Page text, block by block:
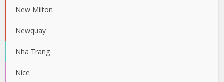
New Milton
Newquay
Nha Trang
Nice